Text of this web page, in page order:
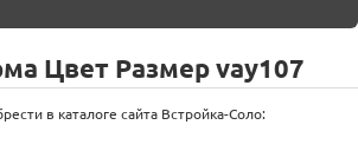
Цвет Размер vay107
в каталоге сайта Встройка-Соло: